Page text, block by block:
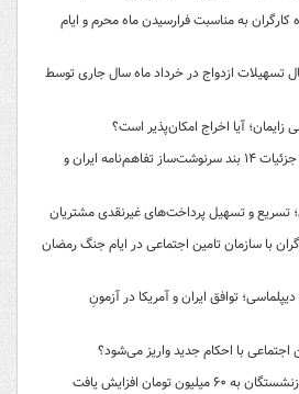
کارگران به مناسبت فرارسیدن ماه محرم و ایام
میلیارد ریال تسهیلات ازدواج در خرداد ماه سال جاری توسط
زایمان؛ آیا اخراج امکان‌پذیر است؟
فصل نوین در دیپلماسی ایران؛ جزئیات ۱۴ بند سرنوشت‌ساز تفاهم‌نامه ایران و
تسریع و تسهیل پرداخت‌های غیرنقدی مشتریان
با سازمان تامین اجتماعی در ایام جنگ رمضان
توافق ایران و آمریکا در آزمونِ
با احکام جدید واریز می‌شود؟
تومان افزایش یافت